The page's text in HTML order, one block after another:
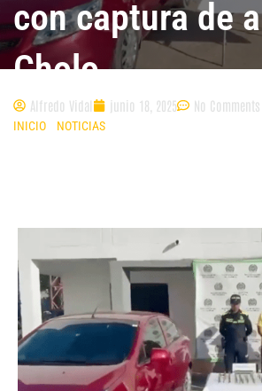
con captura de
Cholo
Alfredo Vidal junio 18, 2025 No Comments
INICIO NOTICIAS